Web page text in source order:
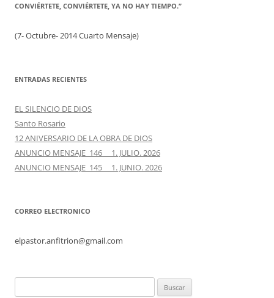
CONVIÉRTETE, CONVIÉRTETE, YA NO HAY TIEMPO.”
(7- Octubre- 2014 Cuarto Mensaje)
ENTRADAS RECIENTES
EL SILENCIO DE DIOS
Santo Rosario
12 ANIVERSARIO DE LA OBRA DE DIOS
ANUNCIO MENSAJE 146 1. JULIO. 2026
ANUNCIO MENSAJE 145 1. JUNIO. 2026
CORREO ELECTRONICO
elpastor.anfitrion@gmail.com